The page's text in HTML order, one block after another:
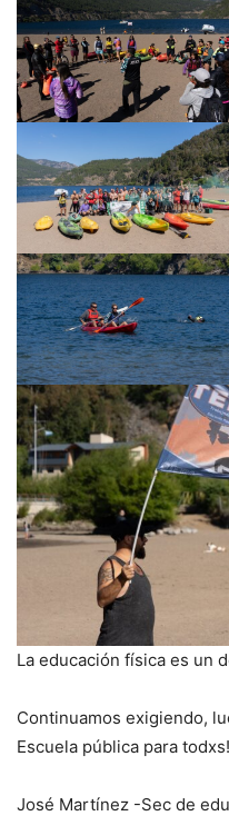
La educación física es un
Continuamos exigiendo,
Escuela pública para
José Martínez -Sec de